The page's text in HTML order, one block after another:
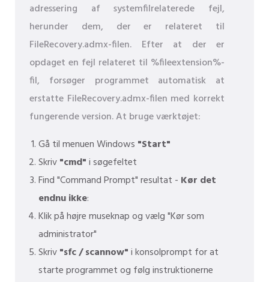
adressering af systemfilrelaterede fejl,
herunder dem, der er relateret til
FileRecovery.admx-filen. Efter at der er
opdaget en fejl relateret til %fileextension%-
fil, forsøger programmet automatisk at
erstatte FileRecovery.admx-filen med korrekt
fungerende version. At bruge værktøjet:
Gå til menuen Windows "Start"
Skriv"cmd"i søgefeltet
Find "Command Prompt" resultat - Kør det
endnu ikke:
Klik på højre museknap og vælg "Kør som
administrator"
Skriv"sfc / scannow"i konsolprompt for at
starte programmet og følg instruktionerne